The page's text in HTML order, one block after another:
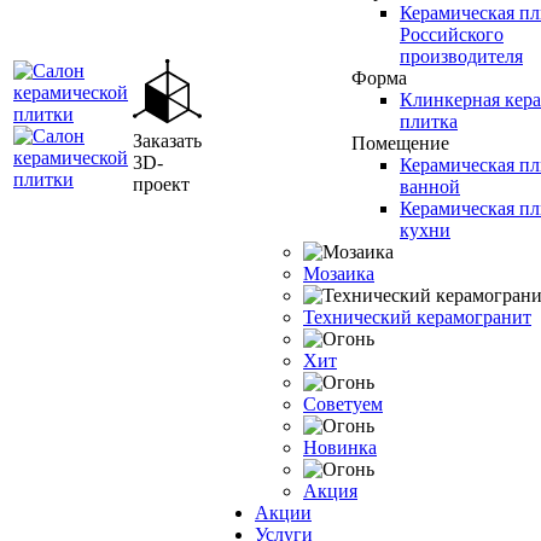
Заказать
3D-
проект
Керамическая
Российского
производителя
Форма
Клинкерная
плитка
Помещение
Керамическая
ванной
Керамическая
кухни
Мозаика
Технический керамогранит
Хит
Советуем
Новинка
Акция
Акции
Услуги